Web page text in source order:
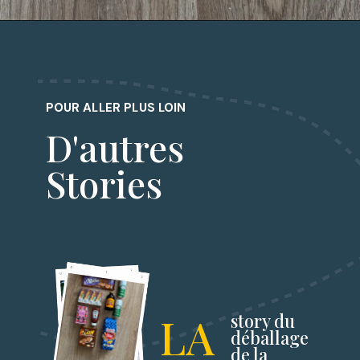
story du
déballage
de la
LA
D'autres
Stories
POUR ALLER PLUS LOIN